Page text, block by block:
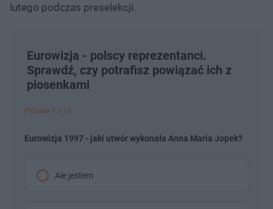
lutego podczas preselekcji.
Eurowizja - polscy reprezentanci.
Sprawdź, czy potrafisz powiązać ich z
piosenkami
Pytanie 1 z 10
Eurowizja 1997 - jaki utwór wykonała Anna Maria Jopek?
Ale jestem